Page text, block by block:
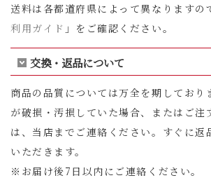
送料は各都道府県によって異なりますの
利用ガイド 」をご確認ください。
交換・返品について
商品の品質については万全を期しており
が破損・汚損していた場合、またはご注
は、当店までご連絡ください。すぐに返
いただきます。
※お届け後7日以内にご連絡ください。